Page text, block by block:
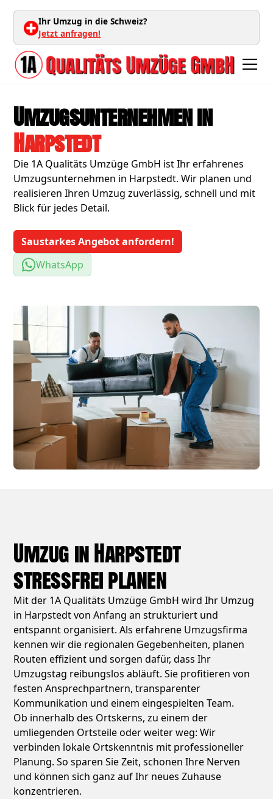
Ihr Umzug in die Schweiz?
Jetzt anfragen!
Umzugsunternehmen in
Harpstedt
Die 1A Qualitäts Umzüge GmbH ist Ihr erfahrenes
Umzugsunternehmen in Harpstedt. Wir planen und
realisieren Ihren Umzug zuverlässig, schnell und mit
Blick für jedes Detail.
Saustarkes Angebot anfordern!
WhatsApp
Umzug in Harpstedt
stressfrei planen
Mit der 1A Qualitäts Umzüge GmbH wird Ihr Umzug
in Harpstedt von Anfang an strukturiert und
entspannt organisiert. Als erfahrene Umzugsfirma
kennen wir die regionalen Gegebenheiten, planen
Routen effizient und sorgen dafür, dass Ihr
Umzugstag reibungslos abläuft. Sie profitieren von
festen Ansprechpartnern, transparenter
Kommunikation und einem eingespielten Team.
Ob innerhalb des Ortskerns, zu einem der
umliegenden Ortsteile oder weiter weg: Wir
verbinden lokale Ortskenntnis mit professioneller
Planung. So sparen Sie Zeit, schonen Ihre Nerven
und können sich ganz auf Ihr neues Zuhause
konzentrieren.